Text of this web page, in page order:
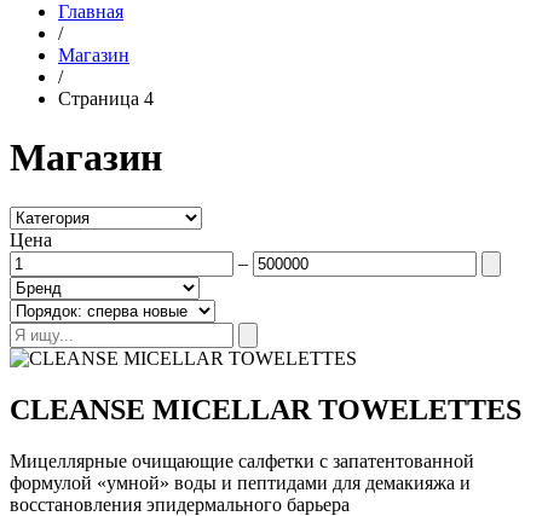
Главная
/
Магазин
/
Страница 4
Магазин
Цена
–
CLEANSE MICELLAR TOWELETTES
Мицеллярные очищающие салфетки с запатентованной
формулой «умной» воды и пептидами для демакияжа и
восстановления эпидермального барьера